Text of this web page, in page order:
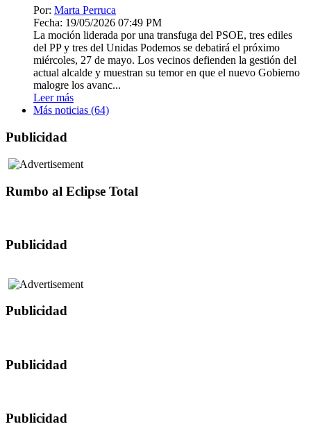
Por: Marta Perruca
Fecha: 19/05/2026 07:49 PM
La moción liderada por una transfuga del PSOE, tres ediles
del PP y tres del Unidas Podemos se debatirá el próximo
miércoles, 27 de mayo. Los vecinos defienden la gestión del
actual alcalde y muestran su temor en que el nuevo Gobierno
malogre los avanc...
Leer más
Más noticias (64)
Publicidad
Rumbo al Eclipse Total
Publicidad
Publicidad
Publicidad
Publicidad